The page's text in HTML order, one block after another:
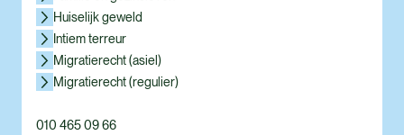
Huiselijk geweld
Intiem terreur
Migratierecht (asiel)
Migratierecht (regulier)
010 465 09 66